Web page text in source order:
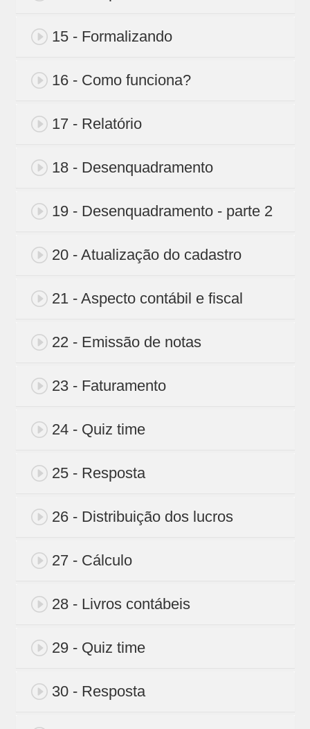
15 - Formalizando
16 - Como funciona?
17 - Relatório
18 - Desenquadramento
19 - Desenquadramento - parte 2
20 - Atualização do cadastro
21 - Aspecto contábil e fiscal
22 - Emissão de notas
23 - Faturamento
24 - Quiz time
25 - Resposta
26 - Distribuição dos lucros
27 - Cálculo
28 - Livros contábeis
29 - Quiz time
30 - Resposta